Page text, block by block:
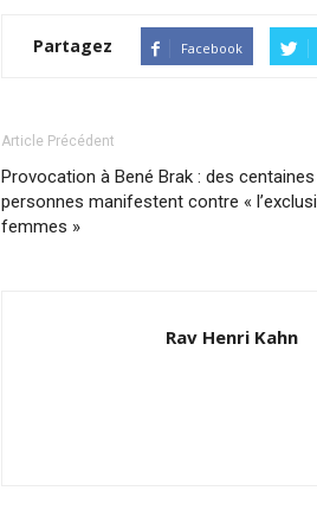
Partagez Facebook
Article Précédent
Provocation à Bené Brak : des centaines
personnes manifestent contre «
femmes »
Rav Henri Kahn